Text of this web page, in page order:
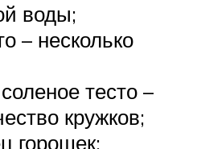
воды;
– несколько
тесто –
кружков;
горошек;